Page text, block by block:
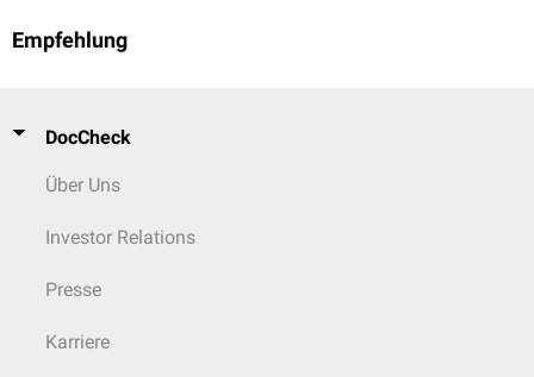
Empfehlung
DocCheck
Über Uns
Investor Relations
Presse
Karriere